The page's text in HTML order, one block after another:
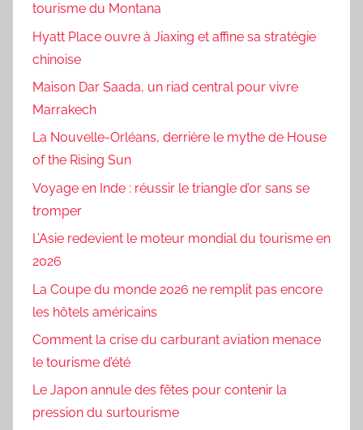
tourisme du Montana
Hyatt Place ouvre à Jiaxing et affine sa stratégie
chinoise
Maison Dar Saada, un riad central pour vivre
Marrakech
La Nouvelle-Orléans, derrière le mythe de House
of the Rising Sun
Voyage en Inde : réussir le triangle d’or sans se
tromper
L’Asie redevient le moteur mondial du tourisme en
2026
La Coupe du monde 2026 ne remplit pas encore
les hôtels américains
Comment la crise du carburant aviation menace
le tourisme d’été
Le Japon annule des fêtes pour contenir la
pression du surtourisme